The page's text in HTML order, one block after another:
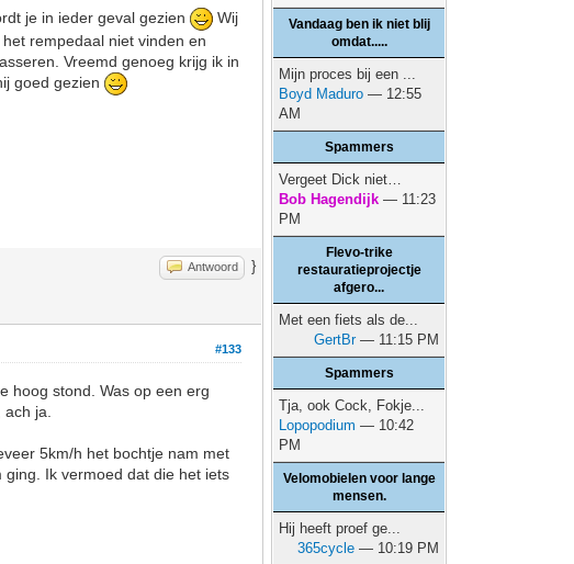
je in ieder geval gezien
Wij
rempedaal niet vinden en
Vreemd genoeg krijg ik in
goed gezien
Antwoord }
#133
hoog stond. Was op een erg
ja.
5km/h het bochtje nam met
Ik vermoed dat die het iets
Vandaag ben ik niet blij
omdat.....
Mijn proces bij een ...
Boyd Maduro — 12:55
AM
Spammers
Vergeet Dick niet…
Bob Hagendijk — 11:23
PM
Flevo-trike
restauratieprojectje
afgero...
Met een fiets als de...
GertBr— 11:15 PM
Spammers
Tja, ook Cock, Fokje...
Lopopodium — 10:42
PM
Velomobielen voor lange
mensen.
Hij heeft proef ge...
365cycle — 10:19 PM